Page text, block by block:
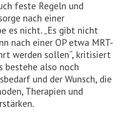
feste Regeln und
nach einer
es nicht. „Es gibt nicht
nach einer OP etwa MRT-
werden sollen“, kritisiert
bestehe also noch
und der Wunsch, die
Therapien und